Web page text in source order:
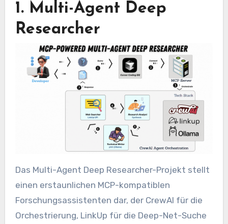
1. Multi-Agent Deep
Researcher
Das Multi-Agent Deep Researcher-Projekt stellt
einen erstaunlichen MCP-kompatiblen
Forschungsassistenten dar, der CrewAI für die
Orchestrierung, LinkUp für die Deep-Net-Suche